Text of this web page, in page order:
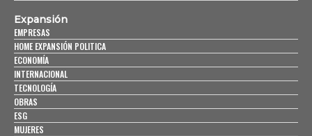
Expansión
EMPRESAS
HOME EXPANSIÓN POLITICA
ECONOMÍA
INTERNACIONAL
TECNOLOGÍA
OBRAS
ESG
MUJERES